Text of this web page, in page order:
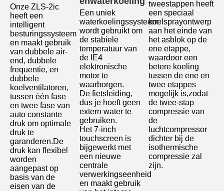
Onze ZLS-2ic
heeft een
intelligent
besturingssysteem
en maakt gebruik
van dubbele air-
end, dubbele
frequentie, en
dubbele
koelventilatoren,
tussen één fase
en twee fase van
auto constante
druk om optimale
druk te
garanderen.De
druk kan flexibel
worden
aangepast op
basis van de
eisen van de
Een uniek
waterkoelingssysteem
wordt gebruikt om
de stabiele
temperatuur van
de IE4
elektronische
motor te
waarborgen.
De fietsleiding,
dus je hoeft geen
extern water te
gebruiken.
Het 7-inch
touchscreen is
bijgewerkt met
een nieuwe
centrale
verwerkingseenheid
en maakt gebruik
tweestappen heeft
een speciaal
koelsprayontwerp
aan het einde van
het asblok op de
ene etappe,
waardoor een
betere koeling
tussen de ene en
twee etappes
mogelijk is,zodat
de twee-stap
compressie van
de
luchtcompressor
dichter bij de
isothermische
compressie zal
zijn.